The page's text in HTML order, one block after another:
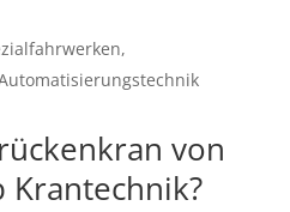
von
Krantechnik?